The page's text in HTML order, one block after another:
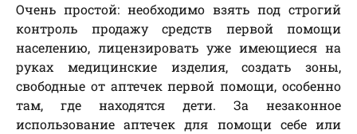
Очень простой: необходимо взять под строгий
контроль продажу средств первой помощи
населению, лицензировать уже имеющиеся на
руках медицинские изделия, создать зоны,
свободные от аптечек первой помощи, особенно
там, где находятся дети. За незаконное
использование аптечек для помощи себе или